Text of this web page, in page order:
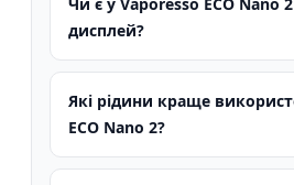
дисплей?
Які рідини краще
ECO Nano 2?